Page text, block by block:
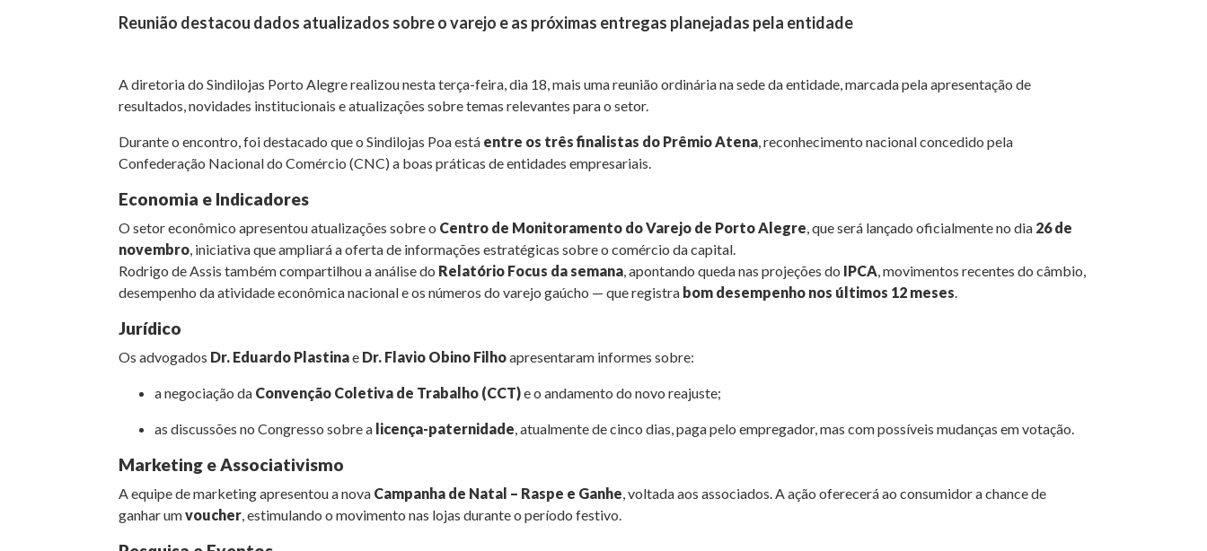
Reunião destacou dados atualizados sobre o varejo e as próximas entregas planejadas pela entidade
A diretoria do Sindilojas Porto Alegre realizou nesta terça-feira, dia 18, mais uma reunião ordinária na sede da entidade, marcada pela apresentação de
resultados, novidades institucionais e atualizações sobre temas relevantes para o setor.
Durante o encontro, foi destacado que o Sindilojas Poa está entre os três finalistas do Prêmio Atena, reconhecimento nacional concedido pela
Confederação Nacional do Comércio (CNC) a boas práticas de entidades empresariais.
Economia e Indicadores
O setor econômico apresentou atualizações sobre o Centro de Monitoramento do Varejo de Porto Alegre, que será lançado oficialmente no dia 26 de
novembro, iniciativa que ampliará a oferta de informações estratégicas sobre o comércio da capital.
Rodrigo de Assis também compartilhou a análise do Relatório Focus da semana, apontando queda nas projeções do IPCA, movimentos recentes do câmbio,
desempenho da atividade econômica nacional e os números do varejo gaúcho — que registra bom desempenho nos últimos 12 meses.
Jurídico
Os advogados Dr. Eduardo Plastinae Dr. Flavio Obino Filhoapresentaram informes sobre:
a negociação da Convenção Coletiva de Trabalho (CCT)e o andamento do novo reajuste;
as discussões no Congresso sobre a licença-paternidade, atualmente de cinco dias, paga pelo empregador, mas com possíveis mudanças em votação.
Marketing e Associativismo
A equipe de marketing apresentou a nova Campanha de Natal – Raspe e Ganhe, voltada aos associados. A ação oferecerá ao consumidor a chance de
ganhar umvoucher, estimulando o movimento nas lojas durante o período festivo.